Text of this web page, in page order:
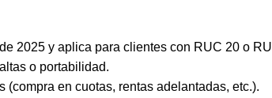
2025 y aplica para clientes con RUC 20 o
o portabilidad.
en cuotas, rentas adelantadas, etc.).